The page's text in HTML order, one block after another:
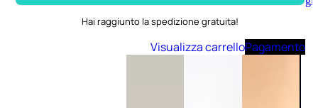
Hai raggiunto la spedizione gratuita!
Visualizza carrelloPagamento